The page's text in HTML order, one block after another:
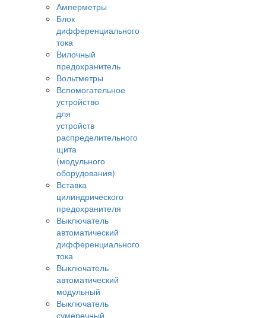
Амперметры
Блок
дифференциального
тока
Вилочный
предохранитель
Вольтметры
Вспомогательное
устройство
для
устройств
распределительного
щита
(модульного
оборудования)
Вставка
цилиндрического
предохранителя
Выключатель
автоматический
дифференциального
тока
Выключатель
автоматический
модульный
Выключатель
сумеречный